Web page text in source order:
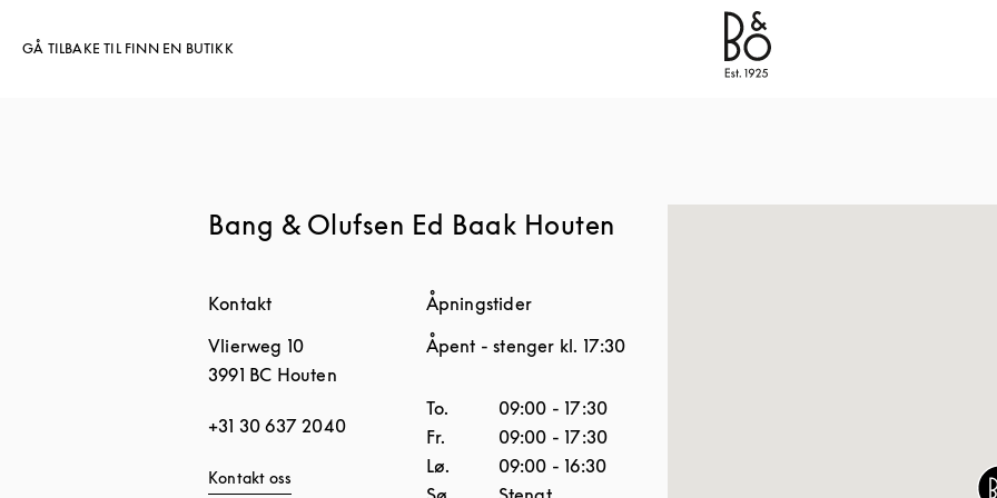
GÅ TILBAKE TIL FINN EN BUTIKK
Bang & Olufsen - Exist to Create
Bang & Olufsen Ed Baak Houten
Kontakt
Vlierweg 10
3991 BC Houten
+31 30 637 2040
Kontakt oss
Åpningstider
Åpent - stenger kl. 17:30
Ukedag Åpningstider
To. 09:00 - 17:30
Fr.
09:00 - 17:30
Lø.
09:00 - 16:30